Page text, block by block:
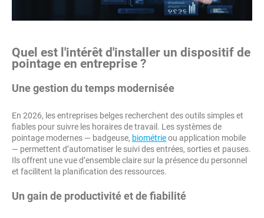
Quel est l'intérêt d'installer un dispositif de
pointage en entreprise ?
Une gestion du temps modernisée
En 2026, les entreprises belges recherchent des outils simples et
fiables pour suivre les horaires de travail. Les systèmes de
pointage modernes — badgeuse, biométrieou application mobile
— permettent d’automatiser le suivi des entrées, sorties et pauses.
Ils offrent une vue d’ensemble claire sur la présence du personnel
et facilitent la planification des ressources.
Un gain de productivité et de fiabilité